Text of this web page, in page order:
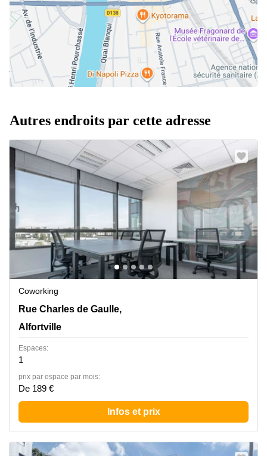
Autres endroits par cette adresse
Coworking
5 Rue Charles de Gaulle,6éme étage, Alfortville
Rue Charles de Gaulle,
Alfortville
Espaces:
1
prix par espace par mois:
De 189 €
Infos et prix